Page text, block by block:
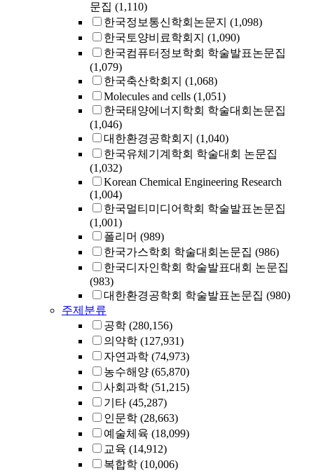
문집 (1,110)
한국정보통신학회논문지 (1,098)
한국토양비료학회지 (1,090)
한국컴퓨터정보학회 학술발표논문집
(1,079)
한국축산학회지 (1,068)
Molecules and cells (1,051)
한국태양에너지학회 학술대회논문집
(1,046)
대한환경공학회지 (1,040)
한국유체기계학회 학술대회 논문집
(1,032)
Korean Chemical Engineering Research
(1,004)
한국멀티미디어학회 학술발표논문집
(1,001)
폴리머 (989)
한국가스학회 학술대회논문집 (986)
한국디자인학회 학술발표대회 논문집
(983)
대한환경공학회 학술발표논문집 (980)
주제분류
공학 (280,156)
의약학 (127,931)
자연과학 (74,973)
농수해양 (65,870)
사회과학 (51,215)
기타 (45,287)
인문학 (28,663)
예술체육 (18,099)
교육 (14,912)
복합학 (10,006)